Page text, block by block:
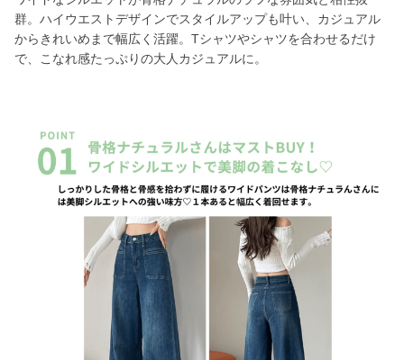
群。ハイウエストデザインでスタイルアップも叶い、カジュアル
からきれいめまで幅広く活躍。Tシャツやシャツを合わせるだけ
で、こなれ感たっぷりの大人カジュアルに。